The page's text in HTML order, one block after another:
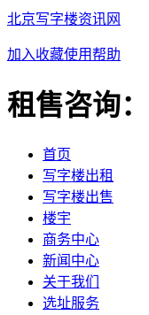
北京写字楼资讯网
加入收藏使用帮助
租售咨询：
首页
写字楼出租
写字楼出售
楼宇
商务中心
新闻中心
关于我们
选址服务